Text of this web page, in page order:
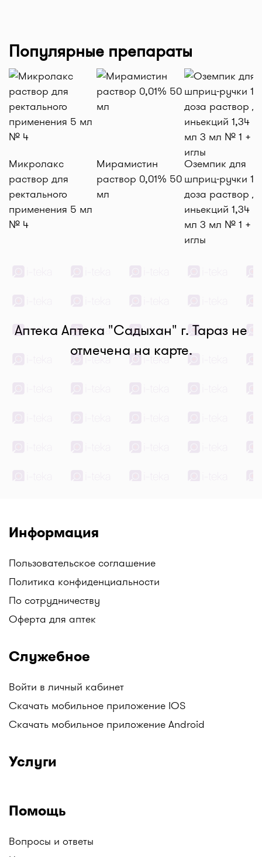
Популярные препараты
Микролакс
раствор для
ректального
применения 5 мл
№ 4
Мирамистин
раствор 0,01% 50
мл
Оземпик для
шприц-ручки 1
доза раствор
иньекций 1,34
мл 3 мл № 1 + 4
иглы
Аптека Аптека "Садыхан" г. Тараз не
отмечена на карте.
Информация
Пользовательское соглашение
Политика конфиденциальности
По сотрудничеству
Оферта для аптек
Служебное
Войти в личный кабинет
Скачать мобильное приложение IOS
Скачать мобильное приложение Android
Услуги
Помощь
Вопросы и ответы